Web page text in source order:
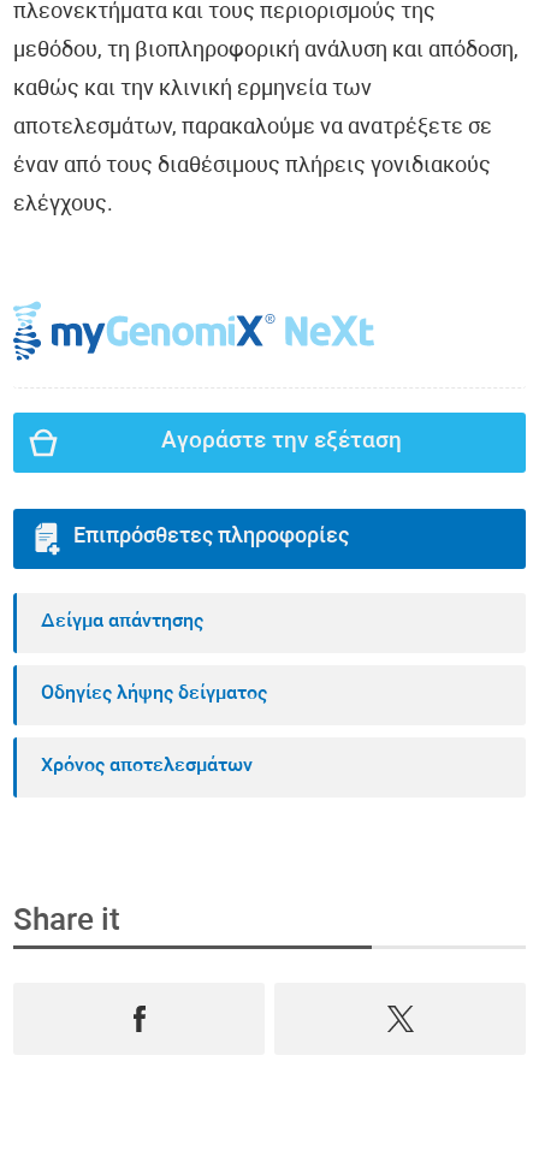
πλεονεκτήματα και τους περιορισμούς της
μεθόδου, τη βιοπληροφορική ανάλυση και απόδοση,
καθώς και την κλινική ερμηνεία των
αποτελεσμάτων, παρακαλούμε να ανατρέξετε σε
έναν από τους διαθέσιμους πλήρεις γονιδιακούς
ελέγχους.
Αγοράστε την εξέταση
Επιπρόσθετες πληροφορίες
Δείγμα απάντησης
Οδηγίες λήψης δείγματος
Χρόνος αποτελεσμάτων
Share it